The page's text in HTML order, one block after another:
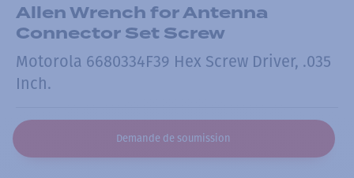
Allen Wrench for Antenna
Connector Set Screw
Motorola 6680334F39 Hex Screw Driver, .035
Inch.
Demande de soumission